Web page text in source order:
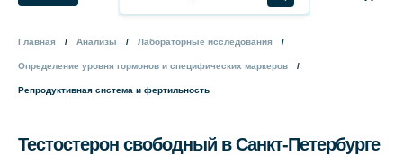
Главная Анализы Лабораторные исследования
Определение уровня гормонов и специфических маркеров
Репродуктивная система и фертильность
Тестостерон свободный в Санкт-Петербурге